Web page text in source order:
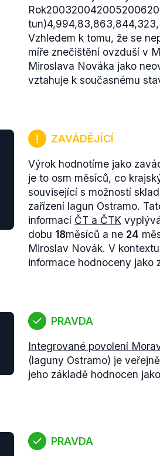
Vzhledem k tomu, že se
míře znečištění ovzduší v
Miroslava Nováka jako
vztahuje k současnému
ZAVÁDĚJÍCÍ
Výrok hodnotíme jako
je to osm měsíců, co
související s možností
zařízení lagun Ostramo.
informací ČT a ČTK
dobu 18měsíců a ne 24
Miroslav Novák. V
informace hodnoceny jako
PRAVDA
Integrované povolení
(laguny Ostramo) je
jeho základě hodnocen
PRAVDA